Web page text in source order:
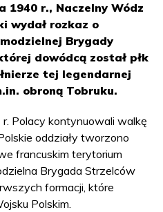
r., Naczelny Wódz
wydał rozkaz o
Brygady
dowódcą został płk
tej legendarnej
obroną Tobruku.
Polacy kontynuowali walkę
oddziały tworzono
francuskim terytorium
Brygada Strzelców
formacji, które
Polskim.